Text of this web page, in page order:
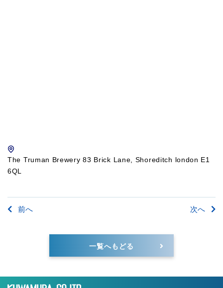
The Truman Brewery 83 Brick Lane, Shoreditch london E1
6QL
前へ 次へ
一覧へもどる